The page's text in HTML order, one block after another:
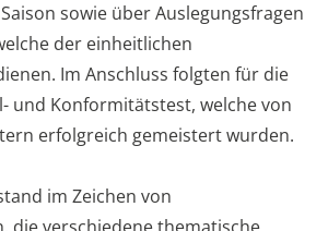
sowie über Auslegungsfragen
der einheitlichen
Im Anschluss folgten für die
und Konformitätstest, welche von
erfolgreich gemeistert wurden.
im Zeichen von